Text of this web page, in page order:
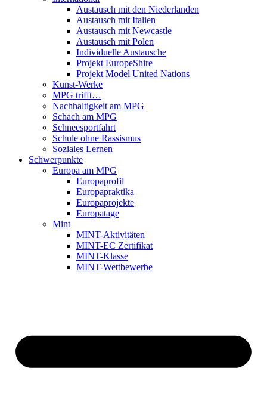
Austausch mit den Niederlanden
Austausch mit Italien
Austausch mit Newcastle
Austausch mit Polen
Individuelle Austausche
Projekt EuropeShire
Projekt Model United Nations
Kunst-Werke
MPG trifft…
Nachhaltigkeit am MPG
Schach am MPG
Schneesportfahrt
Schule ohne Rassismus
Soziales Lernen
Schwerpunkte
Europa am MPG
Europaprofil
Europapraktika
Europaprojekte
Europatage
Mint
MINT-Aktivitäten
MINT-EC Zertifikat
MINT-Klasse
MINT-Wettbewerbe